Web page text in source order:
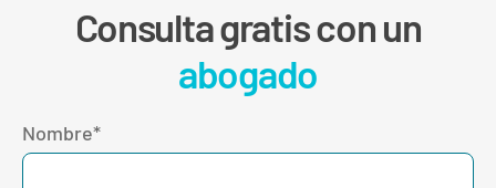
Consulta gratis con un
abogado
Nombre*